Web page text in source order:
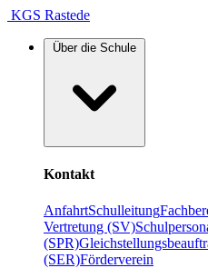
KGS Rastede
Über die Schule
Kontakt
AnfahrtSchulleitung
Vertretung (SV)
(SPR)
(SER)Förderverein